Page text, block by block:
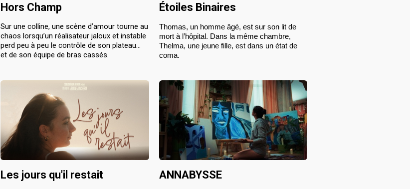
Hors Champ
Sur une colline, une scène d’amour tourne au
chaos lorsqu’un réalisateur jaloux et instable
perd peu à peu le contrôle de son plateau…
et de son équipe de bras cassés.
Étoiles Binaires
Thomas, un homme âgé, est sur son lit de
mort à l’hôpital. Dans la même chambre,
Thelma, une jeune fille, est dans un état de
coma.
Les jours qu'il restait ANNABYSSE